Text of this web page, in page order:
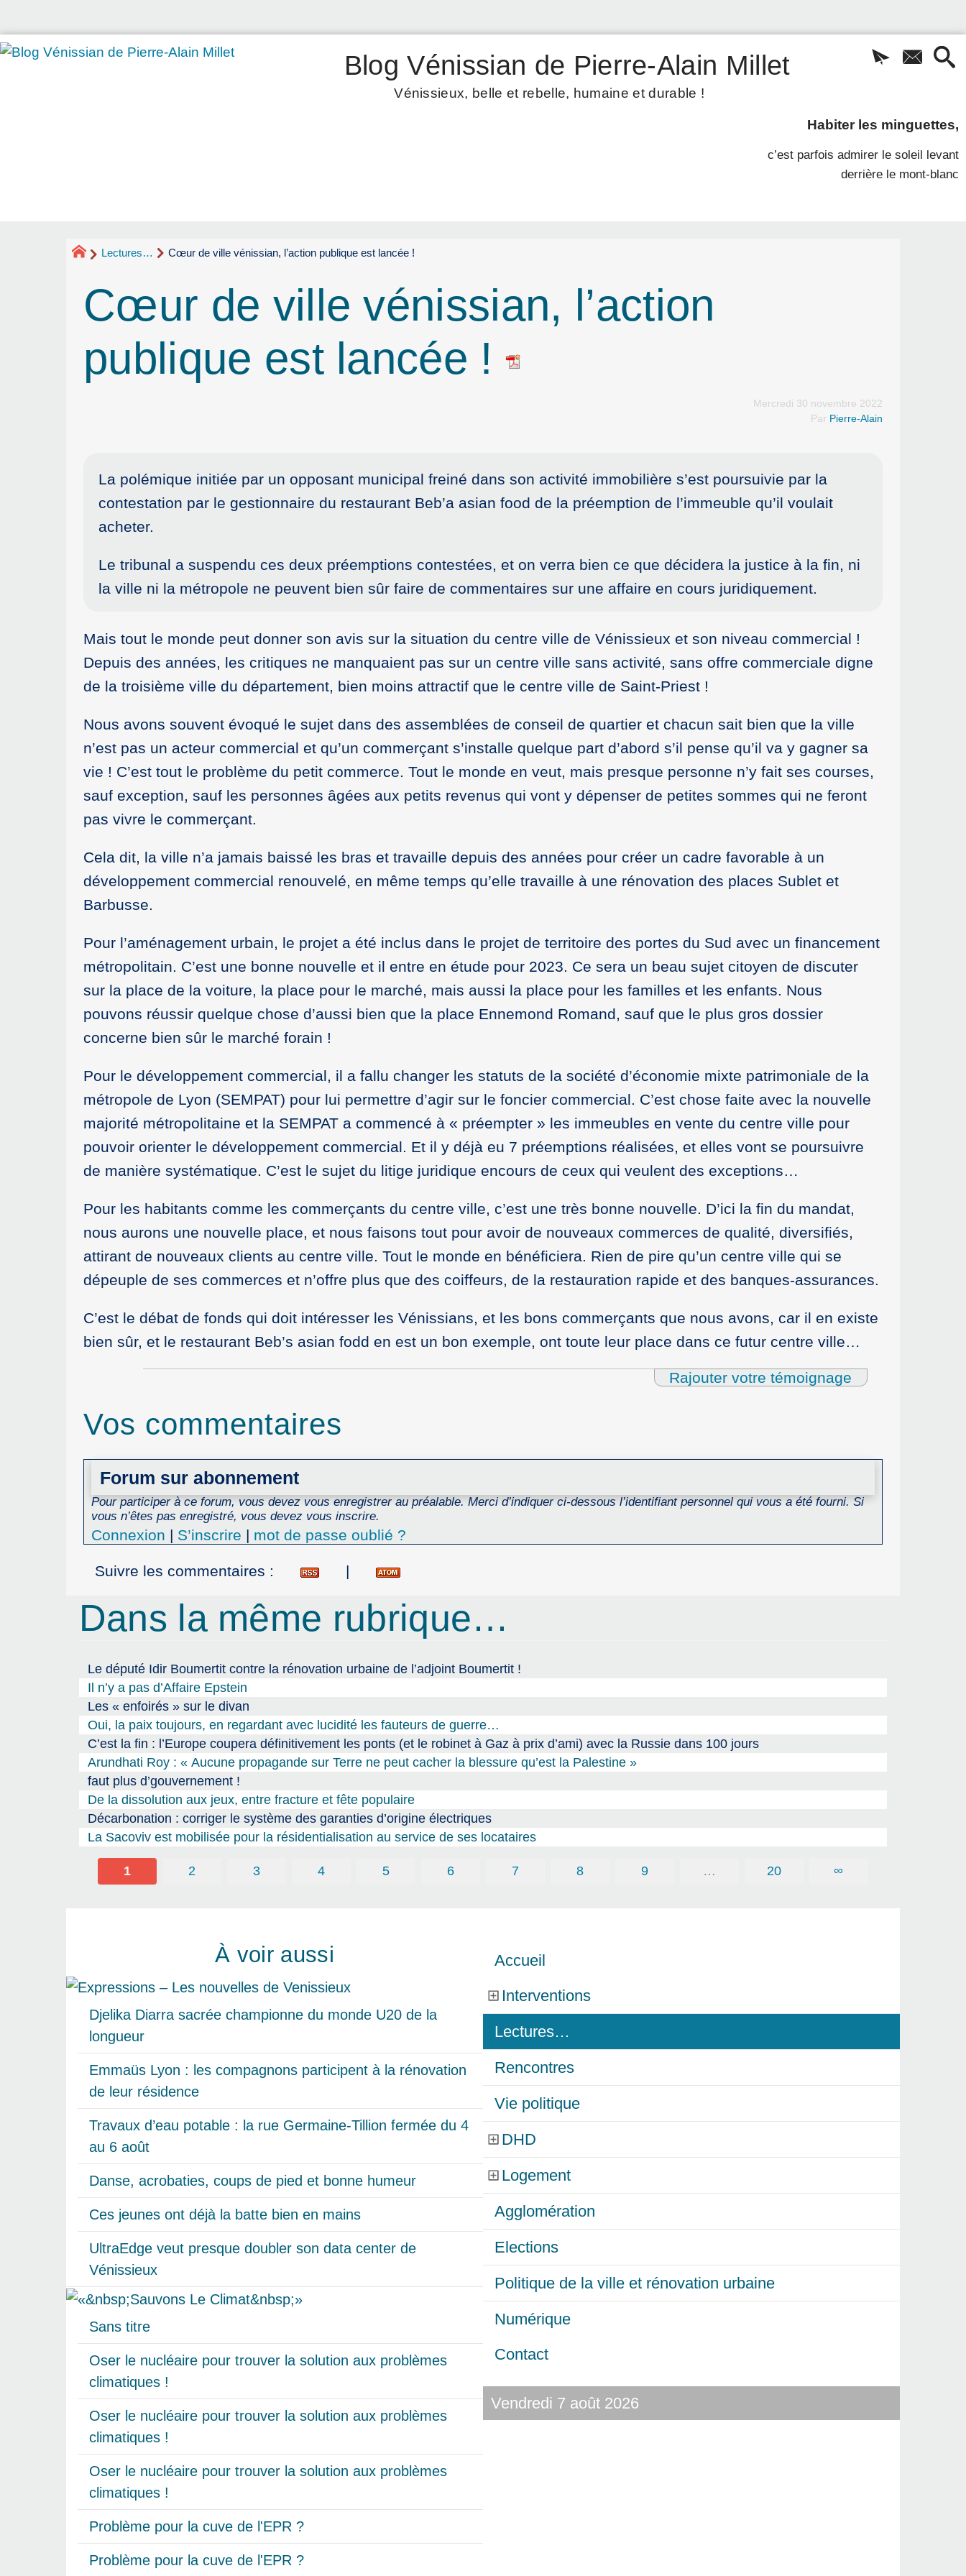
Blog Vénissian de Pierre-Alain Millet
Vénissieux, belle et rebelle, humaine et durable !
Habiter les minguettes,
c’est parfois admirer le soleil levant
derrière le mont-blanc
Lectures… Cœur de ville vénissian, l’action publique est lancée !
Cœur de ville vénissian, l’action
publique est lancée !
Mercredi 30 novembre 2022
Par Pierre-Alain
La polémique initiée par un opposant municipal freiné dans son activité immobilière s’est poursuivie par la
contestation par le gestionnaire du restaurant Beb’a asian food de la préemption de l’immeuble qu’il voulait
acheter.
Le tribunal a suspendu ces deux préemptions contestées, et on verra bien ce que décidera la justice à la fin, ni
la ville ni la métropole ne peuvent bien sûr faire de commentaires sur une affaire en cours juridiquement.
Mais tout le monde peut donner son avis sur la situation du centre ville de Vénissieux et son niveau commercial !
Depuis des années, les critiques ne manquaient pas sur un centre ville sans activité, sans offre commerciale digne
de la troisième ville du département, bien moins attractif que le centre ville de Saint-Priest !
Nous avons souvent évoqué le sujet dans des assemblées de conseil de quartier et chacun sait bien que la ville
n’est pas un acteur commercial et qu’un commerçant s’installe quelque part d’abord s’il pense qu’il va y gagner sa
vie ! C’est tout le problème du petit commerce. Tout le monde en veut, mais presque personne n’y fait ses courses,
sauf exception, sauf les personnes âgées aux petits revenus qui vont y dépenser de petites sommes qui ne feront
pas vivre le commerçant.
Cela dit, la ville n’a jamais baissé les bras et travaille depuis des années pour créer un cadre favorable à un
développement commercial renouvelé, en même temps qu’elle travaille à une rénovation des places Sublet et
Barbusse.
Pour l’aménagement urbain, le projet a été inclus dans le projet de territoire des portes du Sud avec un financement
métropolitain. C’est une bonne nouvelle et il entre en étude pour 2023. Ce sera un beau sujet citoyen de discuter
sur la place de la voiture, la place pour le marché, mais aussi la place pour les familles et les enfants. Nous
pouvons réussir quelque chose d’aussi bien que la place Ennemond Romand, sauf que le plus gros dossier
concerne bien sûr le marché forain !
Pour le développement commercial, il a fallu changer les statuts de la société d’économie mixte patrimoniale de la
métropole de Lyon (SEMPAT) pour lui permettre d’agir sur le foncier commercial. C’est chose faite avec la nouvelle
majorité métropolitaine et la SEMPAT a commencé à « préempter » les immeubles en vente du centre ville pour
pouvoir orienter le développement commercial. Et il y déjà eu 7 préemptions réalisées, et elles vont se poursuivre
de manière systématique. C’est le sujet du litige juridique encours de ceux qui veulent des exceptions…
Pour les habitants comme les commerçants du centre ville, c’est une très bonne nouvelle. D’ici la fin du mandat,
nous aurons une nouvelle place, et nous faisons tout pour avoir de nouveaux commerces de qualité, diversifiés,
attirant de nouveaux clients au centre ville. Tout le monde en bénéficiera. Rien de pire qu’un centre ville qui se
dépeuple de ses commerces et n’offre plus que des coiffeurs, de la restauration rapide et des banques-assurances.
C’est le débat de fonds qui doit intéresser les Vénissians, et les bons commerçants que nous avons, car il en existe
bien sûr, et le restaurant Beb’s asian fodd en est un bon exemple, ont toute leur place dans ce futur centre ville…
Rajouter votre témoignage
Vos commentaires
Forum sur abonnement
Pour participer à ce forum, vous devez vous enregistrer au préalable. Merci d’indiquer ci-dessous l’identifiant personnel qui vous a été fourni. Si
vous n’êtes pas enregistré, vous devez vous inscrire.
Connexion | S’inscrire | mot de passe oublié ?
Suivre les commentaires : |
Dans la même rubrique…
Le député Idir Boumertit contre la rénovation urbaine de l’adjoint Boumertit !
Il n’y a pas d’Affaire Epstein
Les « enfoirés » sur le divan
Oui, la paix toujours, en regardant avec lucidité les fauteurs de guerre…
C’est la fin : l’Europe coupera définitivement les ponts (et le robinet à Gaz à prix d’ami) avec la Russie dans 100 jours
Arundhati Roy : « Aucune propagande sur Terre ne peut cacher la blessure qu’est la Palestine »
faut plus d’gouvernement !
De la dissolution aux jeux, entre fracture et fête populaire
Décarbonation : corriger le système des garanties d’origine électriques
La Sacoviv est mobilisée pour la résidentialisation au service de ses locataires
1 2 3 4 5 6 7 8 9 … 20 ∞
Accueil
Interventions
Lectures…
Rencontres
Vie politique
DHD
Logement
Agglomération
Elections
Politique de la ville et rénovation urbaine
Numérique
Contact
Vendredi 7 août 2026
À voir aussi
Djelika Diarra sacrée championne du monde U20 de la
longueur
Emmaüs Lyon : les compagnons participent à la rénovation
de leur résidence
Travaux d’eau potable : la rue Germaine-Tillion fermée du 4
au 6 août
Danse, acrobaties, coups de pied et bonne humeur
Ces jeunes ont déjà la batte bien en mains
UltraEdge veut presque doubler son data center de
Vénissieux
Sans titre
Oser le nucléaire pour trouver la solution aux problèmes
climatiques !
Oser le nucléaire pour trouver la solution aux problèmes
climatiques !
Oser le nucléaire pour trouver la solution aux problèmes
climatiques !
Problème pour la cuve de l'EPR ?
Problème pour la cuve de l'EPR ?